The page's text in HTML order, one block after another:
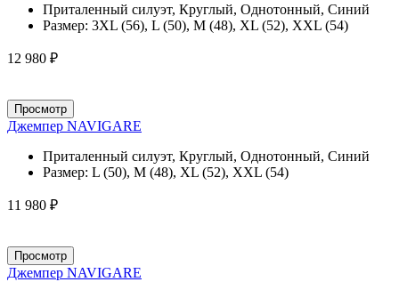
Приталенный силуэт, Круглый, Однотонный, Синий
Размер: 3XL (56), L (50), M (48), XL (52), XXL (54)
12 980 ₽
Просмотр
Джемпер NAVIGARE
Приталенный силуэт, Круглый, Однотонный, Синий
Размер: L (50), M (48), XL (52), XXL (54)
11 980 ₽
Просмотр
Джемпер NAVIGARE